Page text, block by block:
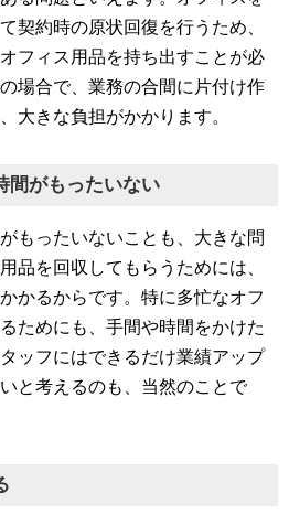
契約時の原状回復を行うため、
フィス用品を持ち出すことが必
場合で、業務の合間に片付け作
大きな負担がかかります。
間がもったいない
もったいないことも、大きな問
品を回収してもらうためには、
かるからです。特に多忙なオフ
ためにも、手間や時間をかけた
ッフにはできるだけ業績アップ
と考えるのも、当然のことで